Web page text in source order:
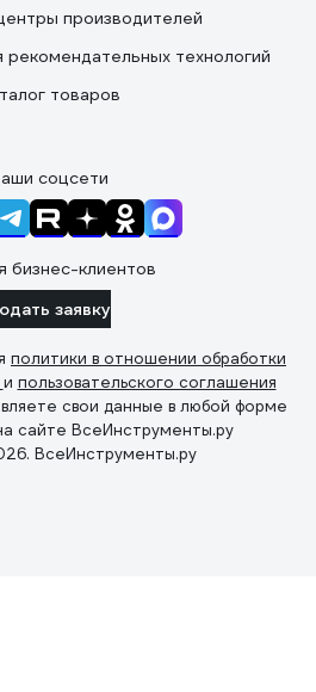
производителей
технологий
товаров
соцсети
бизнес-клиентов
заявку
политики в отношении обработки
и пользовательского соглашения
свои данные в любой форме
сайте ВсеИнструменты.ру
ВсеИнструменты.ру